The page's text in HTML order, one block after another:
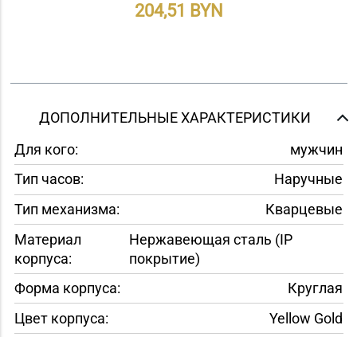
204,51
ДОПОЛНИТЕЛЬНЫЕ ХАРАКТЕРИСТИКИ
Для кого:
мужчин
Тип часов:
Наручные
Тип механизма:
Кварцевые
Материал
корпуса:
Нержавеющая сталь (IP
покрытие)
Форма корпуса:
Круглая
Цвет корпуса:
Yellow Gold